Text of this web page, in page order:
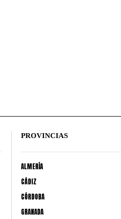
PROVINCIAS
ALMERÍA
CÁDIZ
CÓRDOBA
GRANADA